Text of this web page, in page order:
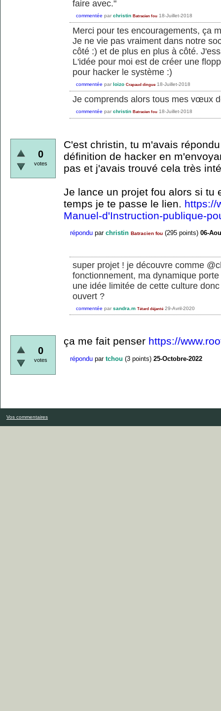
faire avec."
commentée par christin Batracien fou 18-Juillet-2018
Merci pour tes encouragements, ça
Je ne vie pas vraiment dans notre
côté :) et de plus en plus à côté.
L'idée pour moi est de créer une
pour hacker le système :)
commentée par loizo Crapaud dingue 18-Juillet-2018
Je comprends alors tous mes vœux
commentée par christin Batracien fou 18-Juillet-2018
0
votes
C'est christin, tu m'avais
définition de hacker en
pas et j'avais trouvé cela très
Je lance un projet fou alors si tu
temps je te passe le lien. https://
Manuel-d'Instruction-publique-
répondu par christin Batracien fou (295 points) 06-
super projet ! je découvre comme
fonctionnement, ma dynamique
une idée limitée de cette culture
ouvert ?
commentée par sandra.m Tétard déjanté 29-Avril-2020
0
votes
ça me fait penser https://
répondu par tchou (3 points) 25-Octobre-2022
Vos commentaires